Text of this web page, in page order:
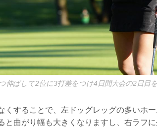
伸ばして2位に3打差をつけ4日間大会の2日目
くすることで、左ドッグレッグの多いホ
と曲がり幅も大きくなりますし、右ラフ